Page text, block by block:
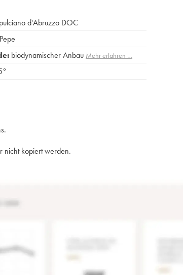
d'Abruzzo DOC
biodynamischer Anbau Mehr erfahren …
nicht kopiert werden.